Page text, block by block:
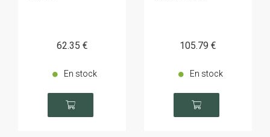
62.35 €
En stock
105.79 €
En stock